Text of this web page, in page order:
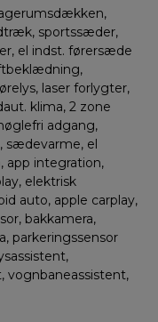
sportssæder,
el indst. førersæde
laser forlygter,
klima, 2 zone
adgang,
sædevarme, el
app integration,
elektrisk
auto, apple carplay,
bakkamera,
parkeringssensor
vognbaneassistent,